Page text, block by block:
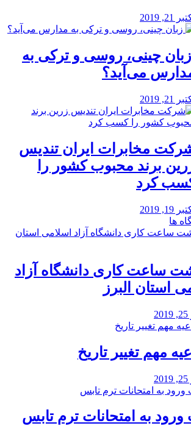
21, 2019
️ زبان چینی، روسی و ترکی به
می‌آید؟
21, 2019
مخابرات ایران تندیس
برند محبوب کشور را
کرد
19, 2019
ها
ساعت کاری دانشگاه آزاد
استان البرز
مهم تغییر تاریخ
ورود به امتحانات ترم تابس